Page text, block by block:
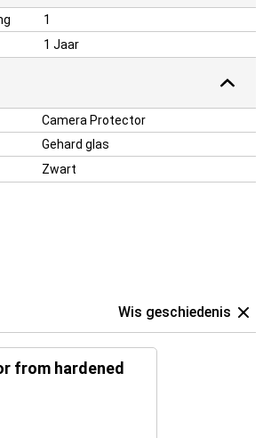
1
1 Jaar
Camera Protector
Gehard glas
Zwart
Wis geschiedenis
from hardened